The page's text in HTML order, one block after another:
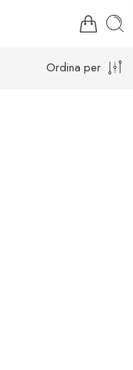
Ordina per